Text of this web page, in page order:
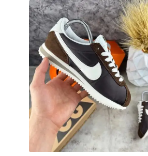
variantes.
Las
opciones
se
pueden
elegir
en
la
página
producto